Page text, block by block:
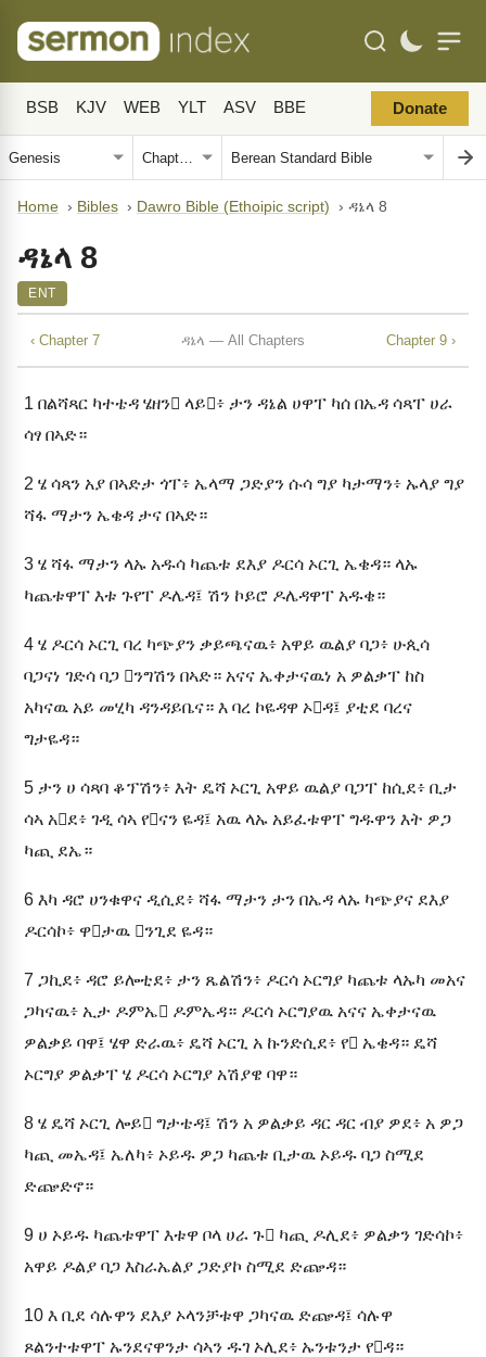
BSB KJV WEB YLT ASV BBE Donate
Home › Bibles › Dawro Bible (Ethoipic script) › ዳኔላ 8
ዳኔላ 8
ENT
‹ Chapter 7 ዳኔላ — All Chapters Chapter 9 ›
1 በልሻጻር ካተቴዳ ሄዘን ላይ፥ ታን ዳኔል ሀዋፐ ካሰ በኤዳ ሳጻፐ ሀራ
ሳፃ በኣድ።
2 ሄ ሳጻን አያ በኣድታ ጎፐ፥ ኤላማ ጋድያን ሱሳ ግያ ካታማን፥ ኡላያ ግያ
ሻፋ ማታን ኤቄዳ ታና በኣድ።
3 ሄ ሻፋ ማታን ላኡ አዱሳ ካጨቱ ደእያ ዶርሳ ኦርጊ ኤቄዳ። ላኡ
ካጨቱዋፐ እቱ ጉየፐ ዶሌዳ፤ ሽን ኮይሮ ዶሌዳዋፐ አዱቄ።
4 ሄ ዶርሳ ኦርጊ ባረ ካጭያን ቃይጫናዉ፥ አዋይ ዉልያ ባጋ፥ ሁጲሳ
ባጋናነ ገድሳ ባጋ ንግሽን በኣድ። አናና ኤቀታናዉነ አ ዎልቃፐ ከስ
አካናዉ አይ መሂካ ዳንዳይቤና። እ ባረ ኮዬዳዋ ኦዳ፤ ያቲደ ባረና
ግታዬዳ።
5 ታን ሀ ሳጻባ ቆፕሽን፥ እት ዴሻ ኦርጊ አዋይ ዉልያ ባጋፐ ከሲደ፥ ቢታ
ሳኣ አደ፥ ገዲ ሳኣ የናን ዬዳ፤ አዉ ላኡ አይፈቱዋፐ ግዱዋን እት ዎጋ
ካጪ ደኤ።
6 እካ ዳሮ ሀንቁዋና ዲሲደ፥ ሻፋ ማታን ታን በኤዳ ላኡ ካጭያና ደእያ
ዶርሳኮ፥ ዋታዉ ንጊደ ዬዳ።
7 ጋኪደ፥ ዳሮ ይሎቲደ፥ ታን ጼልሽን፥ ዶርሳ ኦርግያ ካጨቱ ላኡካ መአና
ጋካናዉ፥ ኢታ ዶምኤ ዶምኤዳ። ዶርሳ ኦርግያዉ አናና ኤቀታናዉ
ዎልቃይ ባዋ፤ ሄዋ ድራዉ፥ ዴሻ ኦርጊ አ ኩንድሲደ፥ የ ኤቄዳ። ዴሻ
ኦርግያ ዎልቃፐ ሄ ዶርሳ ኦርግያ አሽያዌ ባዋ።
8 ሄ ዴሻ ኦርጊ ሎይ ግታቴዳ፤ ሽን አ ዎልቃይ ዳር ዳር ብያ ዎደ፥ አ ዎጋ
ካጪ መኤዳ፤ ኤለካ፥ ኦይዱ ዎጋ ካጨቱ ቢታዉ ኦይዱ ባጋ ስሚደ
ድጬድኖ።
9 ሀ ኦይዱ ካጨቱዋፐ እቱዋ ቦላ ሀራ ጉ ካጪ ዶሊደ፥ ዎልቃን ገድሳኮ፥
አዋይ ዶልያ ባጋ እስራኤልያ ጋድያኮ ስሚደ ድጬዳ።
10 እ ቢደ ሳሉዋን ደእያ ኦላንቻቱዋ ጋካናዉ ድጬዳ፤ ሳሉዋ
ጾልንተቱዋፐ ኡንደናዋንታ ሳኣን ዱገ ኦሊደ፥ ኡንቱንታ የዳ።